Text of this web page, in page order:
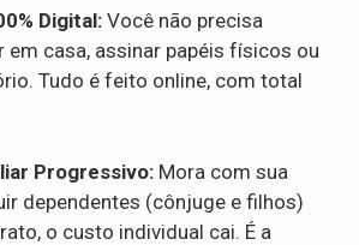
Digital: Você não precisa
em casa, assinar papéis físicos ou
Tudo é feito online, com total
Progressivo: Mora com sua
dependentes (cônjuge e filhos)
o custo individual cai. É a